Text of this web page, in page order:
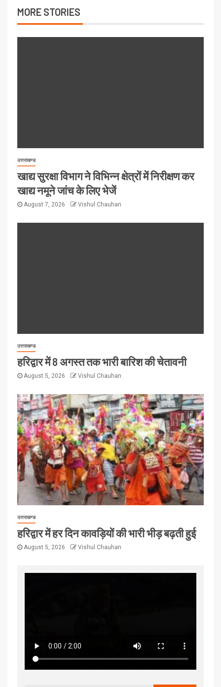
MORE STORIES
उत्तराखण्ड
खाद्य सुरक्षा विभाग ने विभिन्न क्षेत्रों में निरीक्षण कर
खाद्य नमूने जांच के लिए भेजें
August 7, 2026 Vishul Chauhan
उत्तराखण्ड
हरिद्वार में 8 अगस्त तक भारी बारिश की चेतावनी
August 5, 2026 Vishul Chauhan
उत्तराखण्ड
हरिद्वार में हर दिन कावड़ियों की भारी भीड़ बढ़ती हुई
August 5, 2026 Vishul Chauhan